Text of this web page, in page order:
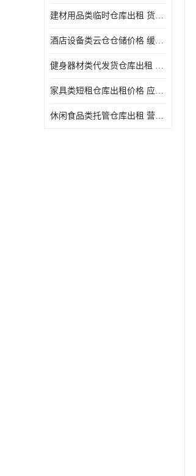
建材用品类临时仓库出租 货物装卸方便 仓储供应链配套
酒店设备类云仓仓储价格 缓解企业储存压力 智能电商配套
健身器材类代发货仓库出租 租期灵活 新媒体平台配套
家具类短租仓库出租价格 应用广泛 智能电商配套
休闲食品类托管仓库出租 营造良好环境氛围 垂直电商配套